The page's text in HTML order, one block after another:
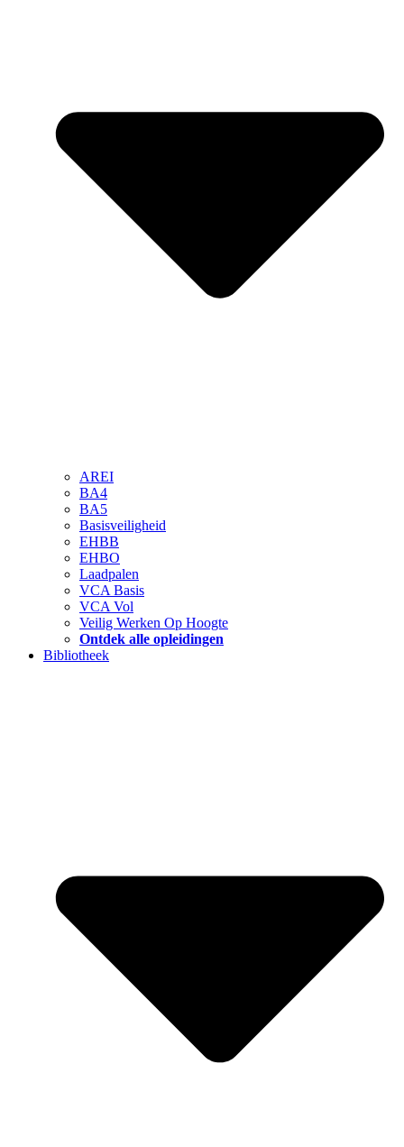
AREI
BA4
BA5
Basisveiligheid
EHBB
EHBO
Laadpalen
VCA Basis
VCA Vol
Veilig Werken Op Hoogte
Ontdek alle opleidingen
Bibliotheek